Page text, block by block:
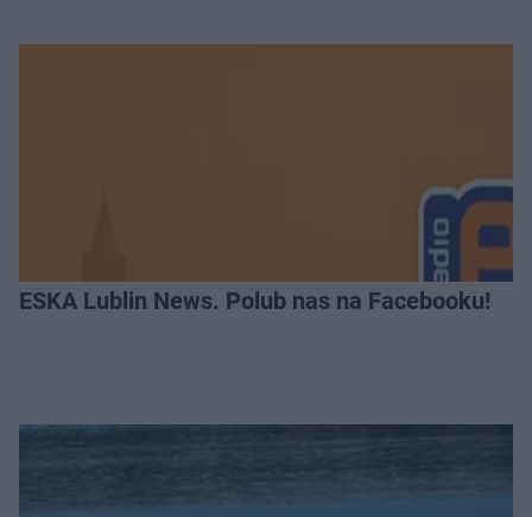
ESKA Lublin News. Polub nas na Facebooku!